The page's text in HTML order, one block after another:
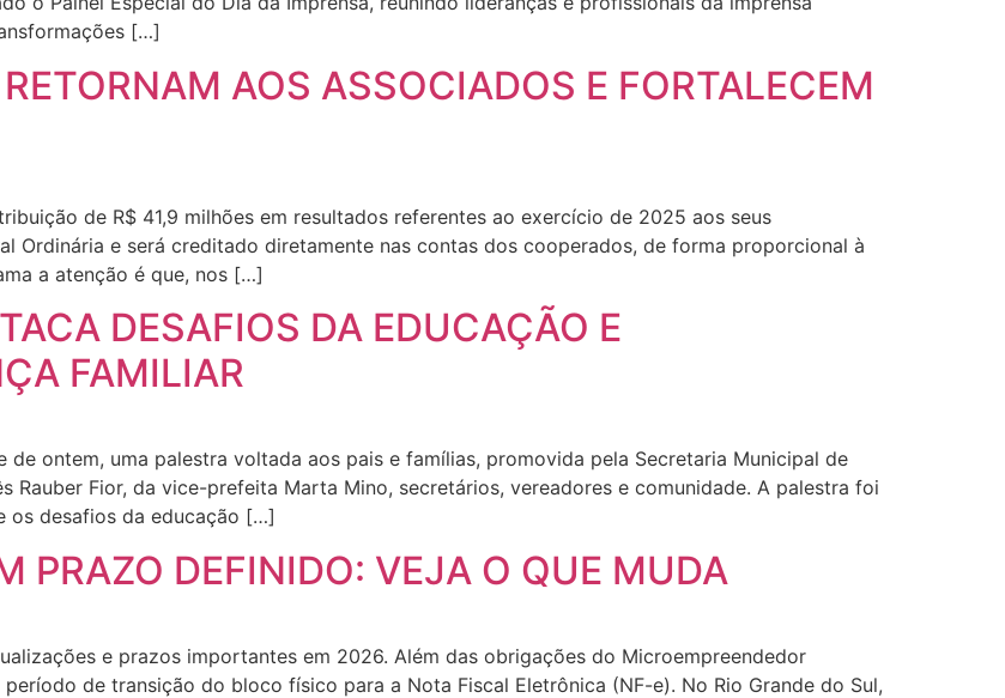
[…]
AOS ASSOCIADOS E FORTALECEM
de R$ 41,9 milhões em resultados referentes ao exercício de 2025 aos seus
Ordinária e será creditado diretamente nas contas dos cooperados, de forma proporcional à
a atenção é que, nos […]
DESAFIOS DA EDUCAÇÃO E
FAMILIAR
de ontem, uma palestra voltada aos pais e famílias, promovida pela Secretaria Municipal de
Rauber Fior, da vice-prefeita Marta Mino, secretários, vereadores e comunidade. A palestra foi
os desafios da educação […]
PRAZO DEFINIDO: VEJA O QUE MUDA
e prazos importantes em 2026. Além das obrigações do Microempreendedor
de transição do bloco físico para a Nota Fiscal Eletrônica (NF-e). No Rio Grande do Sul,